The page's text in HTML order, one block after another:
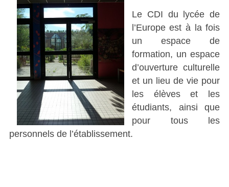
Le CDI du lycée de
l’Europe est à la fois
un espace de
formation, un espace
d’ouverture culturelle
et un lieu de vie pour
les élèves et les
étudiants, ainsi que
pour tous les
personnels de l’établissement.